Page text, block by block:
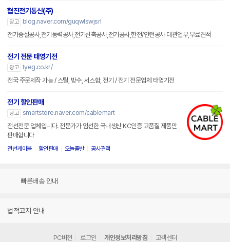
협진전기통신(주)
광고
blog.naver.com/guqwlswjsrl
전기증설공사,전기동력공사,전기신축공사,전기공사,한전/안전공사 대관업무,무료견적
전기 전문 태영기전
광고 tyeg.co.kr/
전국 주문제작 가능 / 스틸, 방수, 서스함, 전기 / 전기 전문업체 태영기전
전기 할인판매
광고 smartstore.naver.com/cablemart
전선전문 업체입니다. 전문가가 엄선한 국내생산 KC인증 고품질 제품만
판매합니다
전선케이블 할인판매 오늘출발 공사견적
빠른배송 안내
법적고지 안내
PC버전 로그인 개인정보처리방침 고객센터